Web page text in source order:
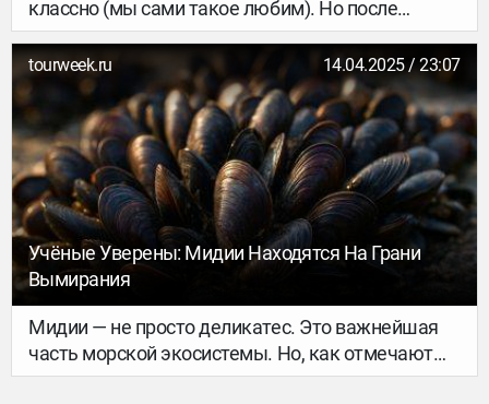
классно (мы сами такое любим). Но после
пандемии COVID-19 и в эру овертуризма
спонтанность для тревел-авантюристов стала
тем еще челленджем. Билеты в музеи нужно
бронировать за месяцы, на некоторые пляжи
без резервации не попасть, даже хайки теперь
под подписку! Как подготовиться к следующему
трипу, чтобы не пропустить стоящие
европейские хайлайты? Рассказываем.
tourweek.ru 14.04.2025 / 23:07
Учёные Уверены: Мидии Находятся На Грани
Вымирания
Мидии — не просто деликатес. Это важнейшая
часть морской экосистемы. Но, как отмечают
учёные, в ближайшие десятилетия эти